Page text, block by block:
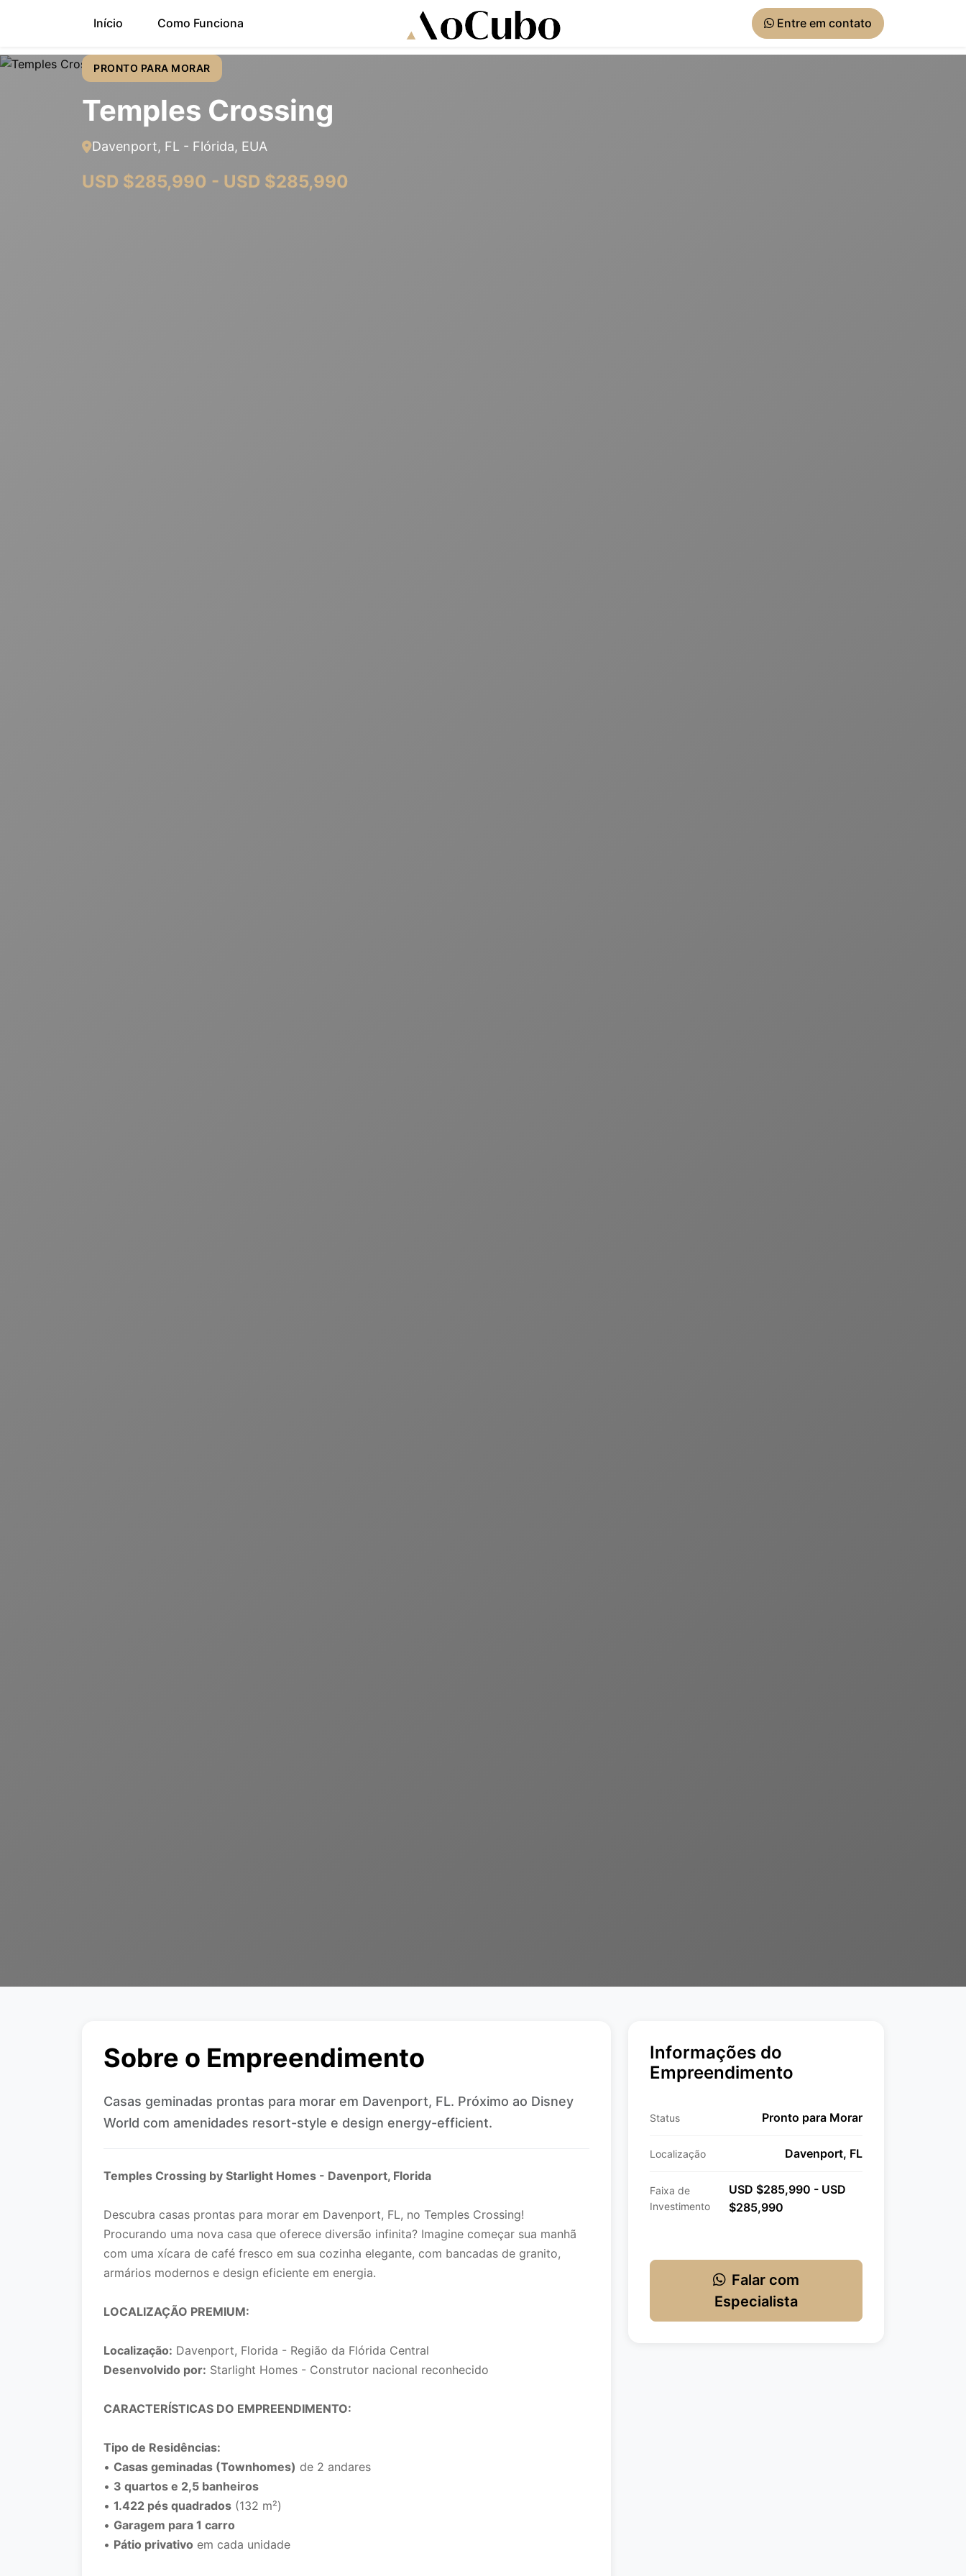
Início Como Funciona Entre em contato
PRONTO PARA MORAR
Temples Crossing
Davenport, FL - Flórida, EUA
USD $285,990 - USD $285,990
Sobre o Empreendimento
Casas geminadas prontas para morar em Davenport, FL. Próximo ao Disney
World com amenidades resort-style e design energy-efficient.
Temples Crossing by Starlight Homes - Davenport, Florida
Descubra casas prontas para morar em Davenport, FL, no Temples Crossing!
Procurando uma nova casa que oferece diversão infinita? Imagine começar sua manhã
com uma xícara de café fresco em sua cozinha elegante, com bancadas de granito,
armários modernos e design eficiente em energia.
LOCALIZAÇÃO PREMIUM:
Localização: Davenport, Florida - Região da Flórida Central
Desenvolvido por: Starlight Homes - Construtor nacional reconhecido
CARACTERÍSTICAS DO EMPREENDIMENTO:
Tipo de Residências:
• Casas geminadas (Townhomes) de 2 andares
• 3 quartos e 2,5 banheiros
• 1.422 pés quadrados (132 m²)
• Garagem para 1 carro
• Pátio privativo em cada unidade
Informações do
Empreendimento
Status Pronto para Morar
Localização Davenport, FL
Faixa de
Investimento
USD $285,990 - USD
$285,990
Falar com
Especialista